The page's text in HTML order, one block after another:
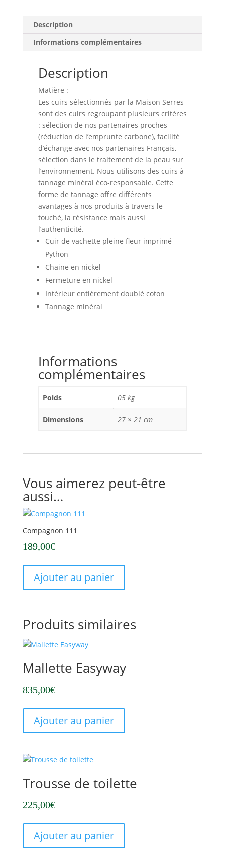
Description
Informations complémentaires
Description
Matière :
Les cuirs sélectionnés par la Maison Serres
sont des cuirs regroupant plusieurs critères
: sélection de nos partenaires proches
(réduction de l’emprunte carbone), facilité
d’échange avec nos partenaires Français,
sélection dans le traitement de la peau sur
l’environnement. Nous utilisons des cuirs à
tannage minéral éco-responsable. Cette
forme de tannage offre différents
avantages à nos produits à travers le
touché, la résistance mais aussi
l’authenticité.
Cuir de vachette pleine fleur imprimé
Python
Chaine en nickel
Fermeture en nickel
Intérieur entièrement doublé coton
Tannage minéral
Informations
complémentaires
Poids 05 kg
Dimensions 27 × 21 cm
Vous aimerez peut-être
aussi…
Compagnon 111
189,00€
Ajouter au panier
Produits similaires
Mallette Easyway
835,00€
Ajouter au panier
Trousse de toilette
225,00€
Ajouter au panier